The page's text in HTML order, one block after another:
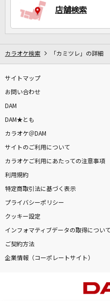
店舗検索
カラオケ検索 「カミツレ」の詳細
サイトマップ
お問い合わせ
DAM
DAM★とも
カラオケ＠DAM
サイトのご利用について
カラオケご利用にあたっての注意事項
利用規約
特定商取引法に基づく表示
プライバシーポリシー
クッキー設定
インフォマティブデータの取得について
ご契約方法
企業情報（コーポレートサイト）